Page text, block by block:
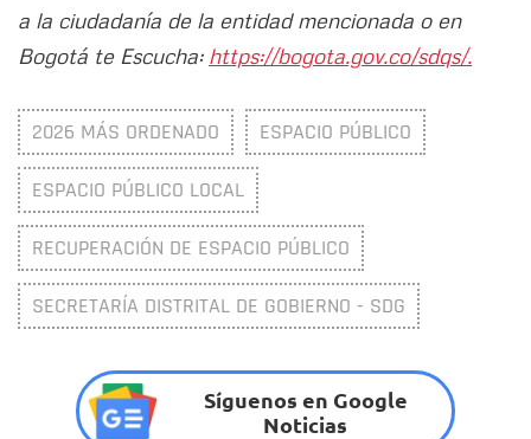
a la ciudadanía de la entidad mencionada o en
Bogotá te Escucha: https://bogota.gov.co/sdqs/.
2026 MÁS ORDENADO ESPACIO PÚBLICO
ESPACIO PÚBLICO LOCAL
RECUPERACIÓN DE ESPACIO PÚBLICO
SECRETARÍA DISTRITAL DE GOBIERNO - SDG
Síguenos en Google
Noticias